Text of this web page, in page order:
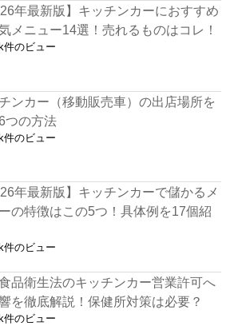
年最新版】キッチンカーにおすすめ
メニュー14選！売れるものはコレ！
件のビュー
ンカー（移動販売車）の出店場所を
つの方法
件のビュー
年最新版】キッチンカーで儲かるメ
の特徴はこの5つ！具体例を17個紹
件のビュー
品衛生法のキッチンカー営業許可へ
を徹底解説！保健所対策は必要？
件のビュー